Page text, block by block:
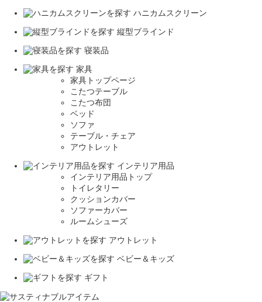
ハニカムスクリーン
縦型ブラインド
寝装品
家具
家具トップページ
こたつテーブル
こたつ布団
ベッド
ソファ
テーブル・チェア
アウトレット
インテリア用品
インテリア用品トップ
トイレタリー
クッションカバー
ソファーカバー
ルームシューズ
アウトレット
ベビー＆キッズ
ギフト